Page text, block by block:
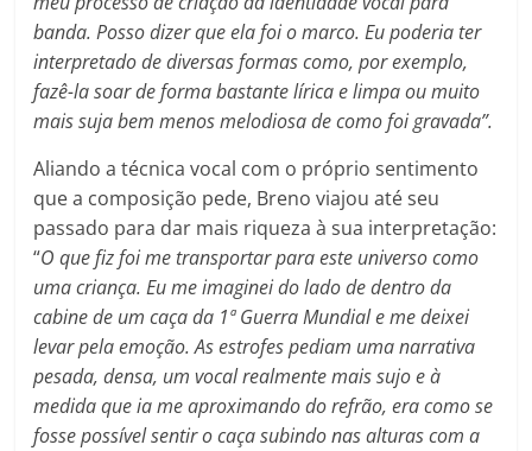
banda. Posso dizer que ela foi o marco. Eu poderia ter
interpretado de diversas formas como, por exemplo,
fazê-la soar de forma bastante lírica e limpa ou muito
mais suja bem menos melodiosa de como foi gravada”.
Aliando a técnica vocal com o próprio sentimento
que a composição pede, Breno viajou até seu
passado para dar mais riqueza à sua interpretação:
“O que fiz foi me transportar para este universo como
uma criança. Eu me imaginei do lado de dentro da
cabine de um caça da 1ª Guerra Mundial e me deixei
levar pela emoção. As estrofes pediam uma narrativa
pesada, densa, um vocal realmente mais sujo e à
medida que ia me aproximando do refrão, era como se
fosse possível sentir o caça subindo nas alturas com a